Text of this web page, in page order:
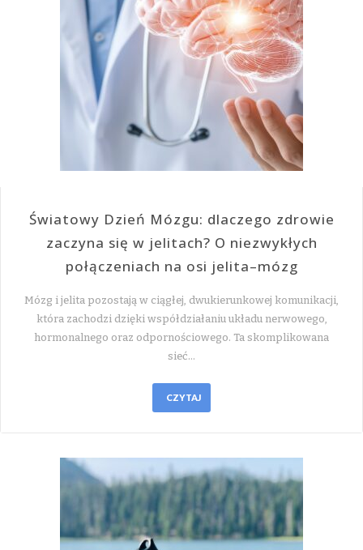
Światowy Dzień Mózgu: dlaczego zdrowie
zaczyna się w jelitach? O niezwykłych
połączeniach na osi jelita–mózg
Mózg i jelita pozostają w ciągłej, dwukierunkowej komunikacji,
która zachodzi dzięki współdziałaniu układu nerwowego,
hormonalnego oraz odpornościowego. Ta skomplikowana
sieć…
CZYTAJ